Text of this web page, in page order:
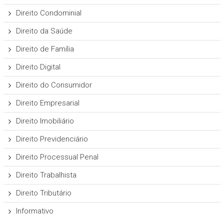
Direito Condominial
Direito da Saúde
Direito de Família
Direito Digital
Direito do Consumidor
Direito Empresarial
Direito Imobiliário
Direito Previdenciário
Direito Processual Penal
Direito Trabalhista
Direito Tributário
Informativo